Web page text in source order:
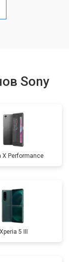
₽
Sony
X Performance
Xperia 5 III